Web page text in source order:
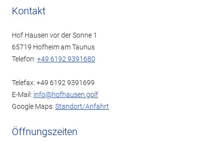
Kontakt
Hof Hausen vor der Sonne 1
65719 Hofheim am Taunus
Telefon: +49 6192 9391680
Telefax: +49 6192 9391699
E-Mail: info@hofhausen.golf
Google Maps: Standort/Anfahrt
Öffnungszeiten